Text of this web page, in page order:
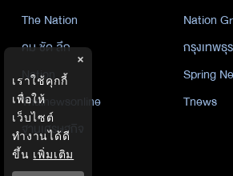
The Nation
Nation
คม ชัด ลึก
กรุงเทพธุ
Nation
Spring
Thainewsonline
Tnews
ฐานเศรษฐกิจ
×
เราใช้คุกกี้
เพื่อให้
เว็บไซต์
ทำงานได้ดี
ขึ้น เพิ่มเติม